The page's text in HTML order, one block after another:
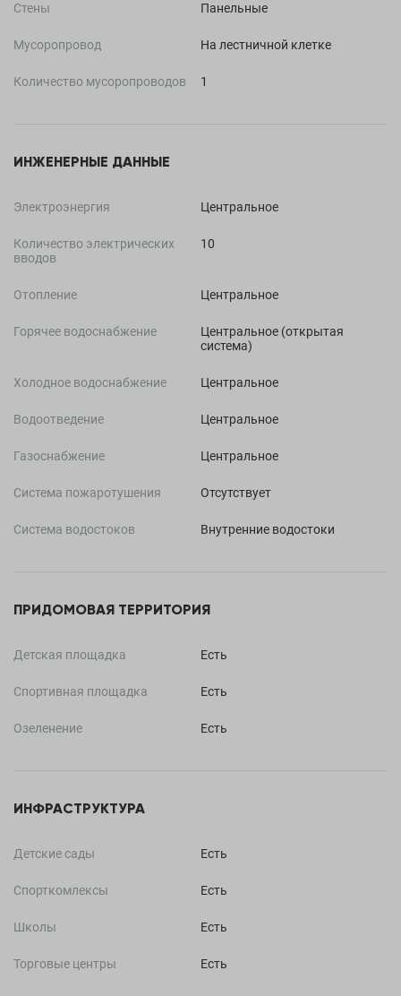
Стены Панельные
Мусоропровод На лестничной клетке
Количество мусоропроводов 1
ИНЖЕНЕРНЫЕ ДАННЫЕ
Электроэнергия Центральное
Количество электрических
вводов
10
Отопление Центральное
Горячее водоснабжение
Центральное (открытая
система)
Холодное водоснабжение Центральное
Водоотведение Центральное
Газоснабжение Центральное
Система пожаротушения Отсутствует
Система водостоков Внутренние водостоки
ПРИДОМОВАЯ ТЕРРИТОРИЯ
Детская площадка Есть
Спортивная площадка Есть
Озеленение Есть
ИНФРАСТРУКТУРА
Детские сады Есть
Спорткомлексы Есть
Школы Есть
Торговые центры Есть